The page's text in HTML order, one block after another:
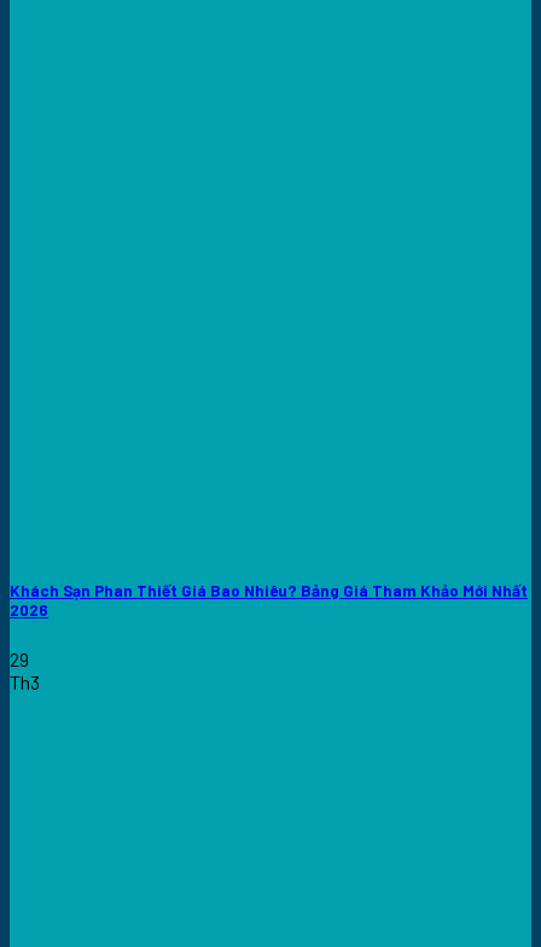
Khách Sạn Phan Thiết Giá Bao Nhiêu? Bảng Giá Tham Khảo Mới Nhất
2026
29
Th3